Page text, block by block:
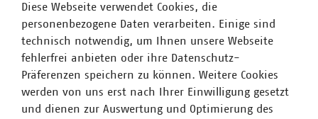
Gremienbetreuung
AG Anreizregulierung
Begleitgremium Benchmarking
Transparenz
Diese Webseite verwendet Cookies, die
personenbezogene Daten verarbeiten. Einige sind
technisch notwendig, um Ihnen unsere Webseite
fehlerfrei anbieten oder ihre Datenschutz-
Präferenzen speichern zu können. Weitere Cookies
werden von uns erst nach Ihrer Einwilligung gesetzt
und dienen zur Auswertung und Optimierung des